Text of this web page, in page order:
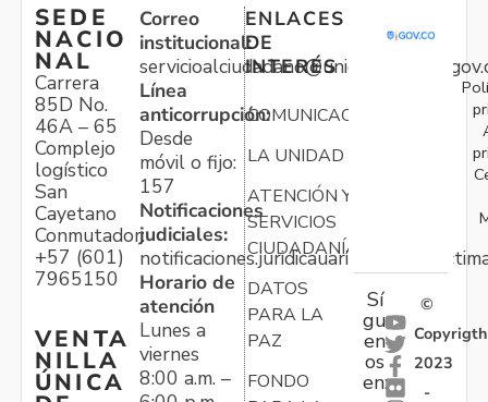
SEDE
NACIO
NAL
Carrera
85D No.
46A – 65
Complejo
logístico
San
Cayetano
Conmutador:
+57 (601)
7965150
VENTA
NILLA
ÚNICA
Correo
institucional:
Línea
anticorrupción:
Desde
móvil o fijo:
157
Notificaciones
judiciales:
Horario de
atención
Lunes a
viernes
8:00 a.m. –
ENLACES
DE
INTERÉS
COMUNICACIONES
LA UNIDAD
ATENCIÓN Y
SERVICIOS
CIUDADANÍA
DATOS
PARA LA
PAZ
FONDO
Sí
gu
en
os
en:
©
Copyrigth
2023
-